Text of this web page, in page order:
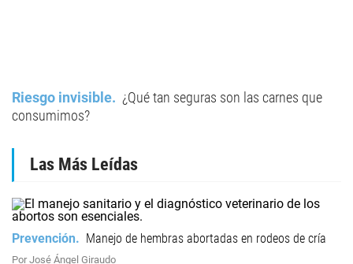
Riesgo invisible
¿Qué tan seguras son las carnes que
consumimos?
Las Más Leídas
Prevención Manejo de hembras abortadas en rodeos de cría
Por José Ángel Giraudo